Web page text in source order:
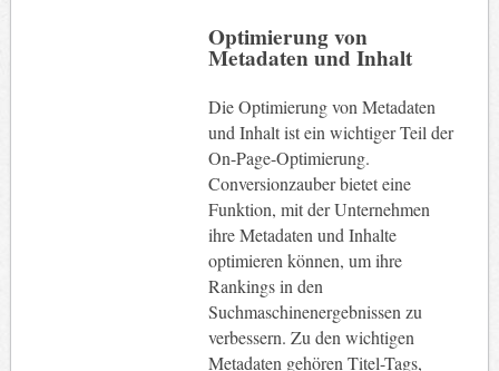
Optimierung von
Metadaten und Inhalt
Die Optimierung von Metadaten
und Inhalt ist ein wichtiger Teil der
On-Page-Optimierung.
Conversionzauber bietet eine
Funktion, mit der Unternehmen
ihre Metadaten und Inhalte
optimieren können, um ihre
Rankings in den
Suchmaschinenergebnissen zu
verbessern. Zu den wichtigen
Metadaten gehören Titel-Tags,